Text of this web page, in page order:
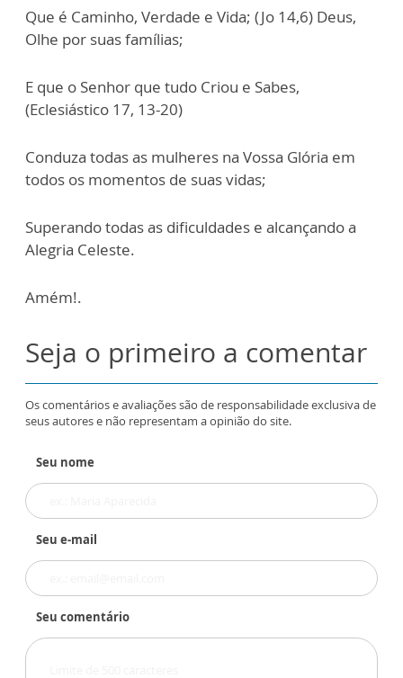
Que é Caminho, Verdade e Vida; (Jo 14,6) Deus,
Olhe por suas famílias;
E que o Senhor que tudo Criou e Sabes,
(Eclesiástico 17, 13-20)
Conduza todas as mulheres na Vossa Glória em
todos os momentos de suas vidas;
Superando todas as dificuldades e alcançando a
Alegria Celeste.
Amém!.
Seja o primeiro a comentar
Os comentários e avaliações são de responsabilidade exclusiva de
seus autores e não representam a opinião do site.
Seu nome
Seu e-mail
Seu comentário